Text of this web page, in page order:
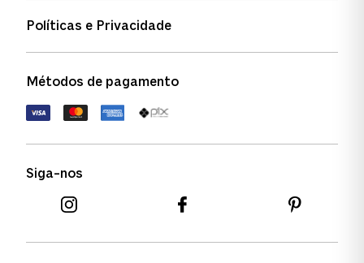
Status de pedidos
Política de garantia
FAQs
Políticas e Privacidade
Política de devolução
Termos de uso
Métodos de pagamento
Siga-nos